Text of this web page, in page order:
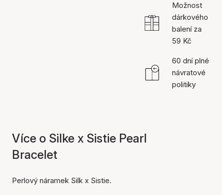
Možnost
dárkového
balení za
59 Kč
60 dní plné
návratové
politiky
Více o Silke x Sistie Pearl
Bracelet
Perlový náramek Silk x Sistie.